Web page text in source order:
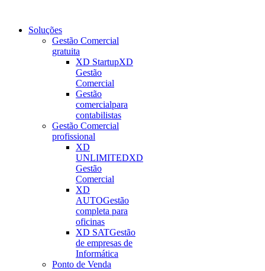
Soluções
Gestão Comercial
gratuita
XD StartupXD
Gestão
Comercial
Gestão
comercialpara
contabilistas
Gestão Comercial
profissional
XD
UNLIMITEDXD
Gestão
Comercial
XD
AUTOGestão
completa para
oficinas
XD SATGestão
de empresas de
Informática
Ponto de Venda